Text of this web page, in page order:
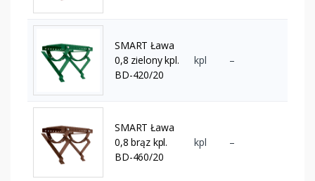
SMART Ława
0,8 zielony kpl.
BD-420/20
kpl –
SMART Ława
0,8 brąz kpl.
BD-460/20
kpl –